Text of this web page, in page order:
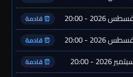
⏰ قادمة
⏰ قادمة
⏰ قادمة